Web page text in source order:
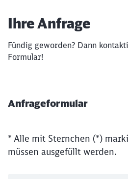
Ihre Anfrage
Fündig geworden? Dann
Formular!
Anfrageformular
* Alle mit Sternchen (*)
müssen ausgefüllt werden.